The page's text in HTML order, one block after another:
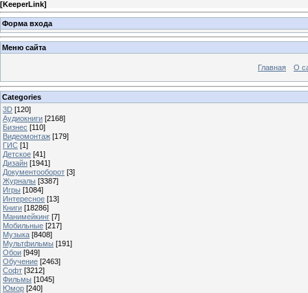
[KeeperLink]
Форма входа
Меню сайта
Главная О
Categories
3D [120]
Аудиокниги [2168]
Бизнес [110]
Видеомонтаж [179]
ГИС [1]
Детское [41]
Дизайн [1941]
Документооборот [3]
Журналы [3387]
Игры [1084]
Интересное [13]
Книги [18286]
Манимейкинг [7]
Мобильные [217]
Музыка [8408]
Мультфильмы [191]
Обои [949]
Обучение [2463]
Софт [3212]
Фильмы [1045]
Юмор [240]